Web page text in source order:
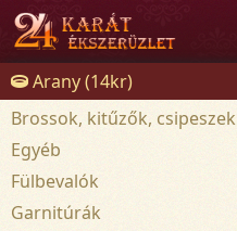
Arany (14kr)
Brossok, kitűzők, csipeszek
Egyéb
Fülbevalók
Garnitúrák